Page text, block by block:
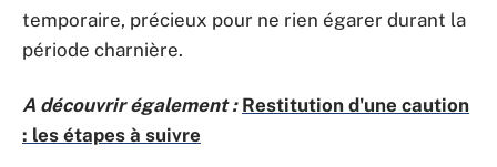
temporaire, précieux pour ne rien égarer durant la
période charnière.
A découvrir également : Restitution d'une caution
: les étapes à suivre